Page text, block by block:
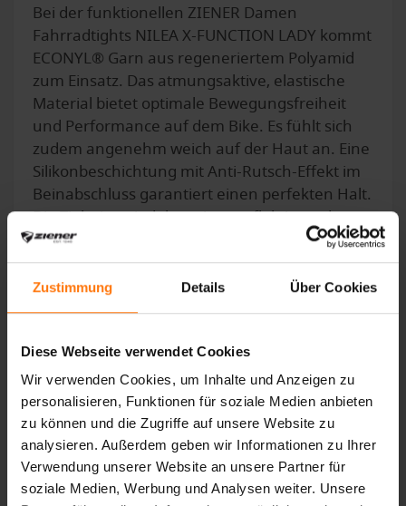
Zustimmung Details Über Cookies
Diese Webseite verwendet Cookies
Wir verwenden Cookies, um Inhalte und Anzeigen zu
personalisieren, Funktionen für soziale Medien anbieten
zu können und die Zugriffe auf unsere Website zu
analysieren. Außerdem geben wir Informationen zu Ihrer
Verwendung unserer Website an unsere Partner für
soziale Medien, Werbung und Analysen weiter. Unsere
Bei der funktionellen ZIENER Damen
Fahrradtights NILEA X-FUNCTION LADY kommt
ECONYL® Garn aus regeneriertem Polyamid
zum Einsatz. Das atmungsaktive, elastische
Material bietet optimale Bewegungsfreiheit
und Performance auf dem Bike. Es fühlt sich
zudem angenehm weich auf der Haut an. Eine
Silikonbeschichtung mit Anti-Rutsch-Effekt im
Beinabschluss garantiert einen perfekten Halt.
Die Tight ist mit dekorativen reflektierenden
Designelementen versehen. Das verwendete
X-FUNCTION Pad sorgt für einen hohen
Sitzkomfort und lässt seinem Fahrer dabei alle
Bewegungsfreiheiten. Die Innenbeinlänge
DAS KÖNNTE SIE AUCH INTERESSIEREN